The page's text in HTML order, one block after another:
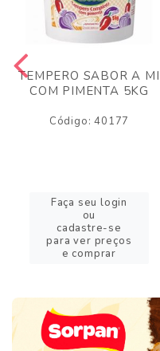
TEMPERO SABOR A MI
COM PIMENTA 5KG
Código: 40177
Faça seu login
ou
cadastre-se
para ver preços
e comprar